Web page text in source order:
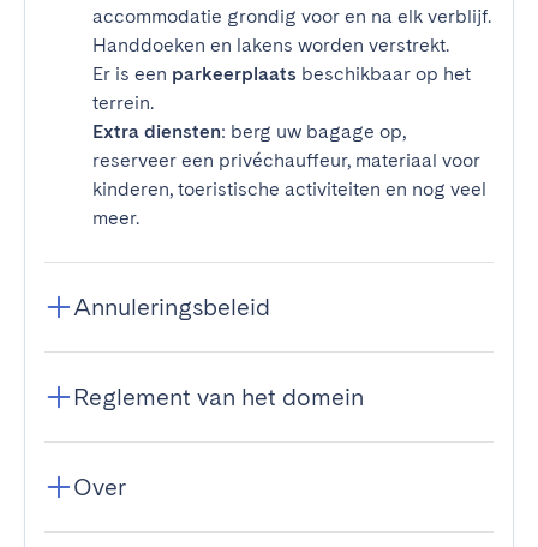
accommodatie grondig voor en na elk verblijf.
Handdoeken en lakens worden verstrekt.
Er is een parkeerplaats beschikbaar op het
terrein.
Extra diensten: berg uw bagage op,
reserveer een privéchauffeur, materiaal voor
kinderen, toeristische activiteiten en nog veel
meer.
Annuleringsbeleid
Reglement van het domein
Over